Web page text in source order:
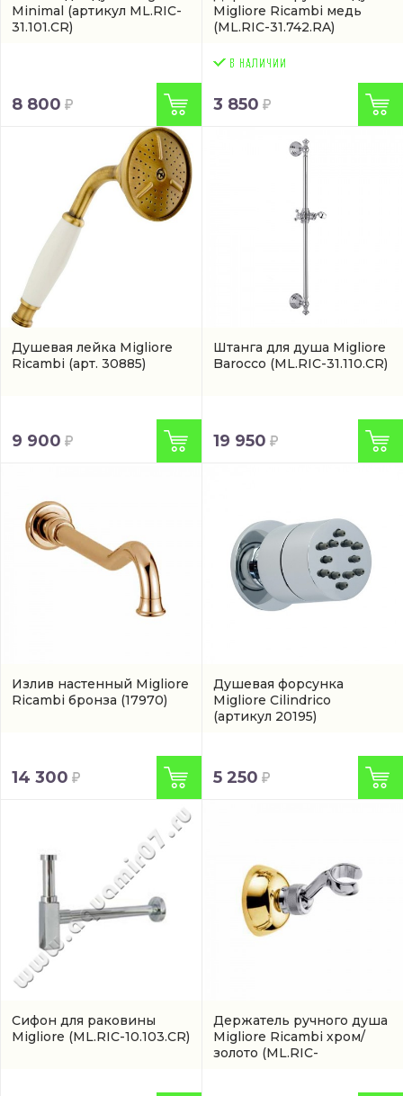
Minimal (артикул ML.RIC-
31.101.CR)
8 800
Migliore Ricambi медь
(ML.RIC-31.742.RA)
3 850
Душевая лейка Migliore
Ricambi (арт. 30885)
9 900
Штанга для душа Migliore
Barocco (ML.RIC-31.110.CR)
19 950
Излив настенный Migliore
Ricambi бронза (17970)
14 300
Душевая форсунка
Migliore Cilindrico
(артикул 20195)
5 250
Сифон для раковины
Migliore (ML.RIC-10.103.CR)
Держатель ручного душа
Migliore Ricambi хром/
золото (ML.RIC-